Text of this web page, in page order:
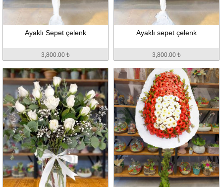
Ayaklı Sepet çelenk
3,800.00 ₺
Ayaklı sepet çelenk
3,800.00 ₺